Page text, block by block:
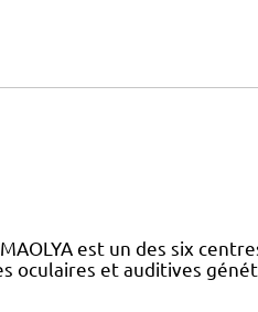
est un des six
oculaires et auditives